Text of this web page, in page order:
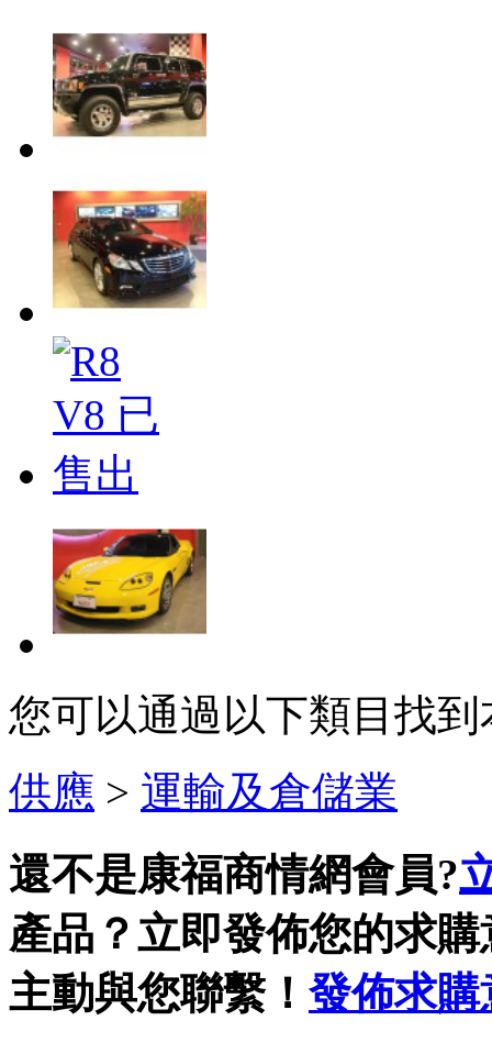
您可以通過以下類目找
供應 > 運輸及倉儲業
還不是康福商情網會員?
產品？立即發佈您的求
主動與您聯繫！ 發佈求購